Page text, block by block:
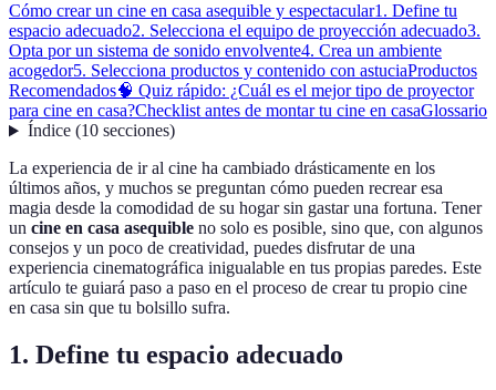
Cómo crear un cine en casa asequible y espectacular1. Define tu
espacio adecuado2. Selecciona el equipo de proyección adecuado3.
Opta por un sistema de sonido envolvente4. Crea un ambiente
acogedor5. Selecciona productos y contenido con astuciaProductos
Recomendados🧠 Quiz rápido: ¿Cuál es el mejor tipo de proyector
para cine en casa?Checklist antes de montar tu cine en casaGlossario
Índice(10 secciones)
La experiencia de ir al cine ha cambiado drásticamente en los
últimos años, y muchos se preguntan cómo pueden recrear esa
magia desde la comodidad de su hogar sin gastar una fortuna. Tener
un cine en casa asequible no solo es posible, sino que, con algunos
consejos y un poco de creatividad, puedes disfrutar de una
experiencia cinematográfica inigualable en tus propias paredes. Este
artículo te guiará paso a paso en el proceso de crear tu propio cine
en casa sin que tu bolsillo sufra.
1. Define tu espacio adecuado